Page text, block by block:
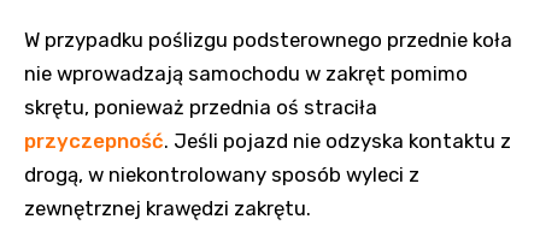
W przypadku poślizgu podsterownego przednie koła
nie wprowadzają samochodu w zakręt pomimo
skrętu, ponieważ przednia oś straciła
przyczepność. Jeśli pojazd nie odzyska kontaktu z
drogą, w niekontrolowany sposób wyleci z
zewnętrznej krawędzi zakrętu.